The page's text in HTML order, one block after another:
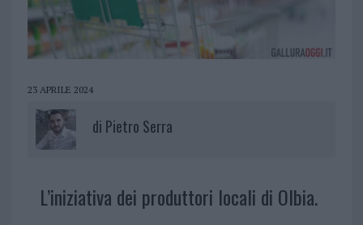
23 APRILE 2024
di Pietro Serra
L’iniziativa dei produttori locali di Olbia.